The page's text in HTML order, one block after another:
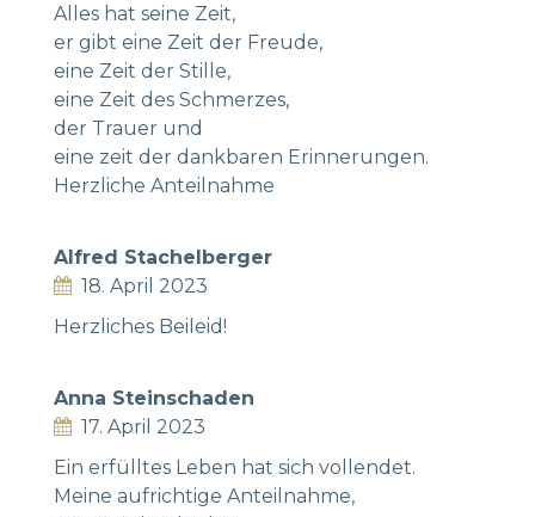
Alles hat seine Zeit,
er gibt eine Zeit der Freude,
eine Zeit der Stille,
eine Zeit des Schmerzes,
der Trauer und
eine zeit der dankbaren Erinnerungen.
Herzliche Anteilnahme
Alfred Stachelberger
18. April 2023
Herzliches Beileid!
Anna Steinschaden
17. April 2023
Ein erfülltes Leben hat sich vollendet.
Meine aufrichtige Anteilnahme,